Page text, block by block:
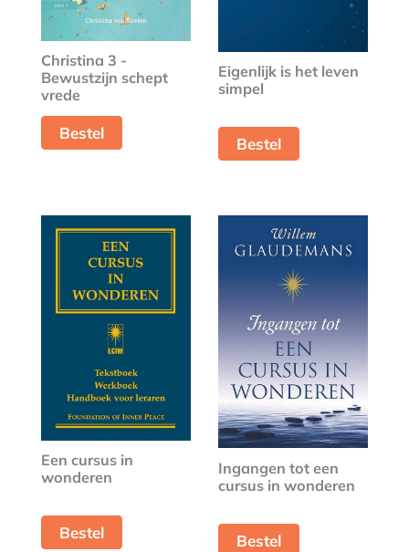
Christina 3 -
Bewustzijn schept
vrede
Bestel
Eigenlijk is het leven
simpel
Bestel
Een cursus in
wonderen
Bestel
Ingangen tot een
cursus in wonderen
Bestel